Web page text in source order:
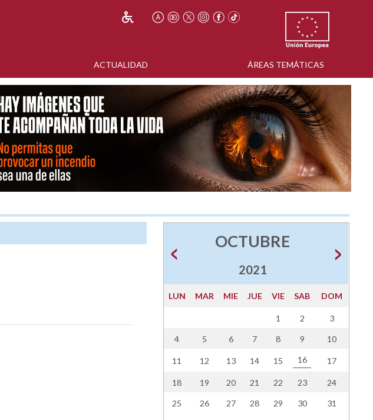
ACTUALIDAD ÁREAS TEMÁTICAS
OCTUBRE
2021
LUN MAR MIE JUE VIE SAB DOM
1 2 3
4 5 6 7 8 9 10
11 12 13 14 15 16 17
18 19 20 21 22 23 24
25 26 27 28 29 30 31